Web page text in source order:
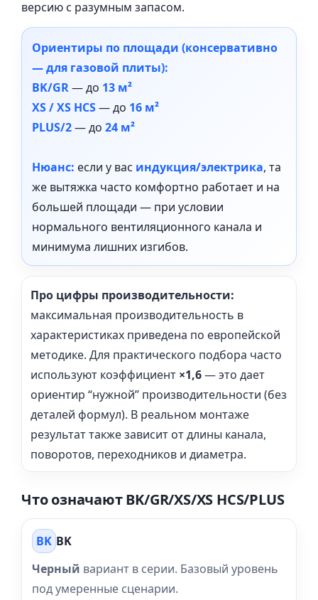
версию с разумным запасом.
Ориентиры по площади (консервативно
— для газовой плиты):
BK/GR— до 13 м²
XS / XS HCS— до 16 м²
PLUS/2— до 24 м²
Нюанс: если у вас индукция/электрика, та
же вытяжка часто комфортно работает и на
большей площади — при условии
нормального вентиляционного канала и
минимума лишних изгибов.
Про цифры производительности:
максимальная производительность в
характеристиках приведена по европейской
методике. Для практического подбора часто
используют коэффициент ×1,6— это дает
ориентир “нужной” производительности (без
деталей формул). В реальном монтаже
результат также зависит от длины канала,
поворотов, переходников и диаметра.
Что означают BK/GR/XS/XS HCS/PLUS
BK BK
Черный вариант в серии. Базовый уровень
под умеренные сценарии.